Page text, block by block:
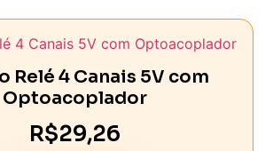
Relé 4 Canais 5V com
Optoacoplador
R$29,26